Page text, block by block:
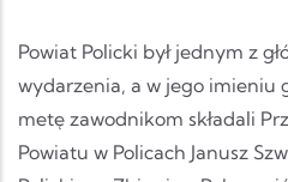
Powiat Policki był jednym z
wydarzenia, a w jego imieniu
metę zawodnikom składali
Powiatu w Policach Janusz